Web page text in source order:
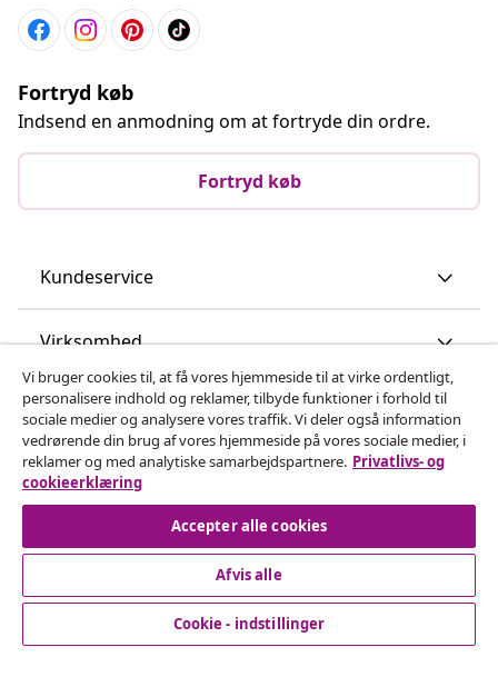
Fortryd køb
Indsend en anmodning om at fortryde din ordre.
Fortryd køb
Kundeservice
Virksomhed
vidaXL
Opdag mere
© 2008-2026 www.vidaxl.dk er et website under vidaXL
Vi bruger cookies til, at få vores hjemmeside til at virke ordentligt,
personalisere indhold og reklamer, tilbyde funktioner i forhold til
sociale medier og analysere vores traffik. Vi deler også information
vedrørende din brug af vores hjemmeside på vores sociale medier, i
reklamer og med analytiske samarbejdspartnere. Privatlivs- og
cookieerklæring
Accepter alle cookies
Afvis alle
Cookie - indstillinger